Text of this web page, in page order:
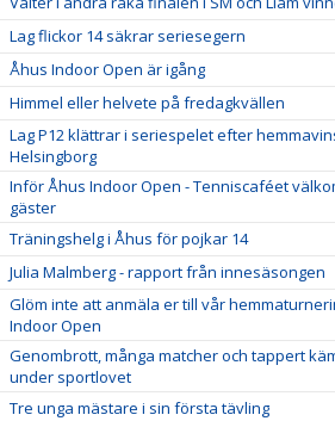
Lag flickor 14 säkrar seriesegern
Åhus Indoor Open är igång
Himmel eller helvete på fredagkvällen
Lag P12 klättrar i seriespelet efter
Helsingborg
Inför Åhus Indoor Open - Tenniscaféet
gäster
Träningshelg i Åhus för pojkar 14
Julia Malmberg - rapport från innesäsongen
Glöm inte att anmäla er till vår
Indoor Open
Genombrott, många matcher och tappert
under sportlovet
Tre unga mästare i sin första tävling